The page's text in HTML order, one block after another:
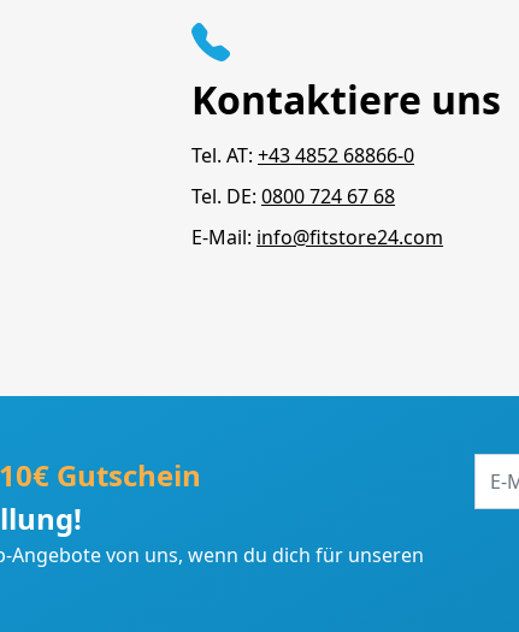
Kontaktiere uns
Tel. AT: +43 4852 68866-0
Tel. DE: 0800 724 67 68
E-Mail: info@fitstore24.com
10€ Gutschein
von uns, wenn du dich für unseren
Mail-